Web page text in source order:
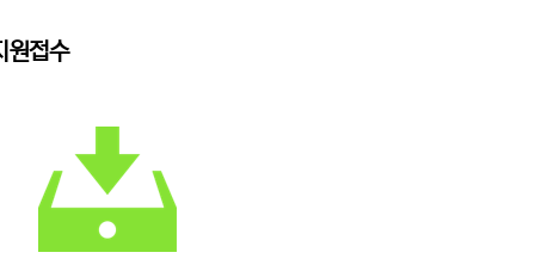
원접수